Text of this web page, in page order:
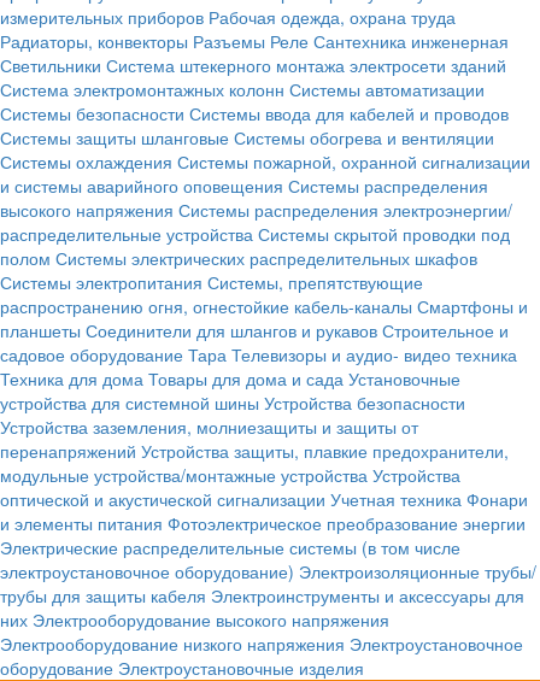
измерительных приборов Рабочая одежда, охрана труда
Радиаторы, конвекторы Разъемы Реле Сантехника инженерная
Светильники Система штекерного монтажа электросети зданий
Система электромонтажных колонн Системы автоматизации
Системы безопасности Системы ввода для кабелей и проводов
Системы защиты шланговые Системы обогрева и вентиляции
Системы охлаждения Системы пожарной, охранной сигнализации
и системы аварийного оповещения Системы распределения
высокого напряжения Системы распределения электроэнергии/
распределительные устройства Системы скрытой проводки под
полом Системы электрических распределительных шкафов
Системы электропитания Системы, препятствующие
распространению огня, огнестойкие кабель-каналы Смартфоны и
планшеты Соединители для шлангов и рукавов Строительное и
садовое оборудование Тара Телевизоры и аудио- видео техника
Техника для дома Товары для дома и сада Установочные
устройства для системной шины Устройства безопасности
Устройства заземления, молниезащиты и защиты от
перенапряжений Устройства защиты, плавкие предохранители,
модульные устройства/монтажные устройства Устройства
оптической и акустической сигнализации Учетная техника Фонари
и элементы питания Фотоэлектрическое преобразование энергии
Электрические распределительные системы (в том числе
электроустановочное оборудование) Электроизоляционные трубы/
трубы для защиты кабеля Электроинструменты и аксессуары для
них Электрооборудование высокого напряжения
Электрооборудование низкого напряжения Электроустановочное
оборудование Электроустановочные изделия